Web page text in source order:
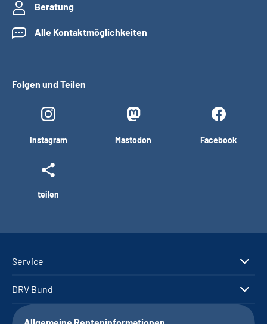
Beratung
Alle Kontaktmöglichkeiten
Folgen und Teilen
Instagram Mastodon Facebook
teilen
Service
DRV Bund